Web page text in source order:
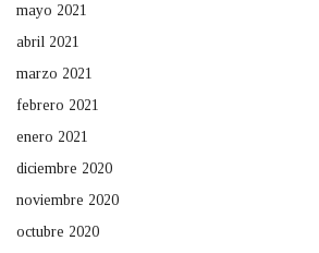
mayo 2021
abril 2021
marzo 2021
febrero 2021
enero 2021
diciembre 2020
noviembre 2020
octubre 2020